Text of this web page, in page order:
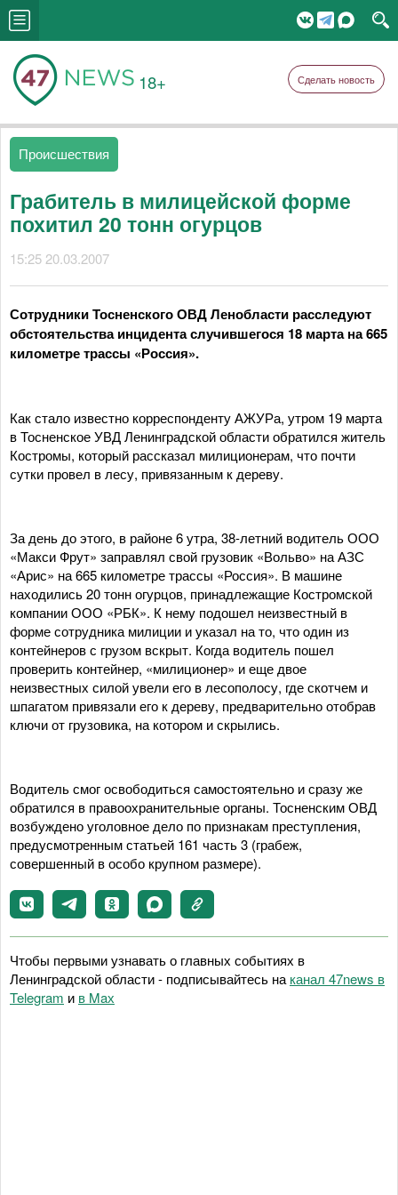
18+ Сделать новость
Происшествия
Грабитель в милицейской форме
похитил 20 тонн огурцов
15:25 20.03.2007
Сотрудники Тосненского ОВД Ленобласти расследуют
обстоятельства инцидента случившегося 18 марта на 665
километре трассы «Россия».
Как стало известно корреспонденту АЖУРа, утром 19 марта
в Тосненское УВД Ленинградской области обратился житель
Костромы, который рассказал милиционерам, что почти
сутки провел в лесу, привязанным к дереву.
За день до этого, в районе 6 утра, 38-летний водитель ООО
«Макси Фрут» заправлял свой грузовик «Вольво» на АЗС
«Арис» на 665 километре трассы «Россия». В машине
находились 20 тонн огурцов, принадлежащие Костромской
компании ООО «РБК». К нему подошел неизвестный в
форме сотрудника милиции и указал на то, что один из
контейнеров с грузом вскрыт. Когда водитель пошел
проверить контейнер, «милиционер» и еще двое
неизвестных силой увели его в лесополосу, где скотчем и
шпагатом привязали его к дереву, предварительно отобрав
ключи от грузовика, на котором и скрылись.
Водитель смог освободиться самостоятельно и сразу же
обратился в правоохранительные органы. Тосненским ОВД
возбуждено уголовное дело по признакам преступления,
предусмотренным статьей 161 часть 3 (грабеж,
совершенный в особо крупном размере).
Чтобы первыми узнавать о главных событиях в
Ленинградской области - подписывайтесь на канал 47news в
Telegram и в Maх